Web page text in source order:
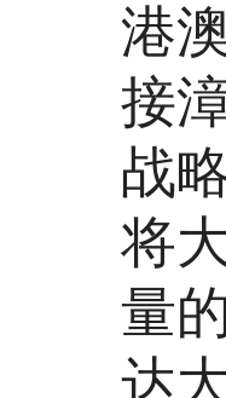
港
接
战
将
量
达